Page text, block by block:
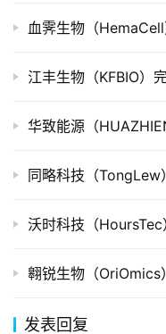
据
创
学
血霁生物（
江丰生物（KFBIO）
华致能源（
同略科技（TongLew
沃时科技（
翱锐生物（OriOmics
发表回复